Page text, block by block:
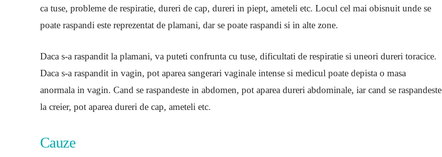
ca tuse, probleme de respiratie, dureri de cap, dureri in piept, ameteli etc. Locul cel mai obisnuit unde se
poate raspandi este reprezentat de plamani, dar se poate raspandi si in alte zone.
Daca s-a raspandit la plamani, va puteti confrunta cu tuse, dificultati de respiratie si uneori dureri toracice.
Daca s-a raspandit in vagin, pot aparea sangerari vaginale intense si medicul poate depista o masa
anormala in vagin. Cand se raspandeste in abdomen, pot aparea dureri abdominale, iar cand se raspandeste
la creier, pot aparea dureri de cap, ameteli etc.
Cauze